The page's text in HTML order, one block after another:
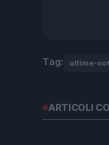
Tag: ultime-
ARTICOLI